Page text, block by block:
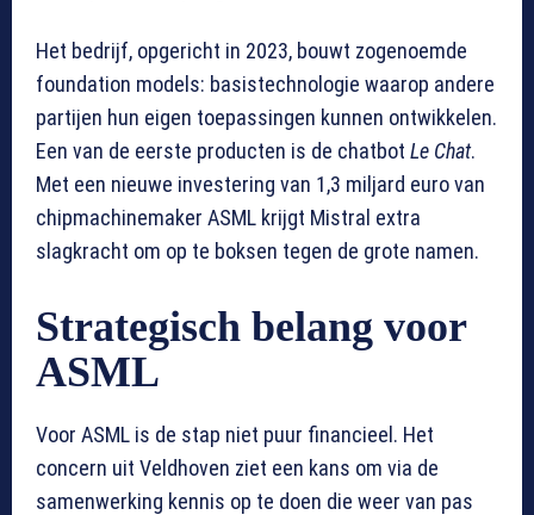
Het bedrijf, opgericht in 2023, bouwt zogenoemde
foundation models: basistechnologie waarop andere
partijen hun eigen toepassingen kunnen ontwikkelen.
Een van de eerste producten is de chatbot Le Chat.
Met een nieuwe investering van 1,3 miljard euro van
chipmachinemaker ASML krijgt Mistral extra
slagkracht om op te boksen tegen de grote namen.
Strategisch belang voor
ASML
Voor ASML is de stap niet puur financieel. Het
concern uit Veldhoven ziet een kans om via de
samenwerking kennis op te doen die weer van pas